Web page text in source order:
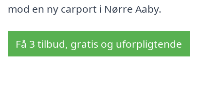
mod en ny carport i Nørre Aaby.
Få 3 tilbud, gratis og uforpligtende